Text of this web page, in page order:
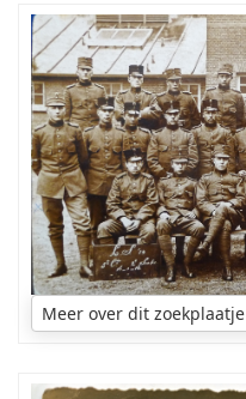
Graag
wil
ik
te
weten
komen:
wat
is
het
onderdeel,
kazerne,
plaats
Meer over dit zoekplaatje